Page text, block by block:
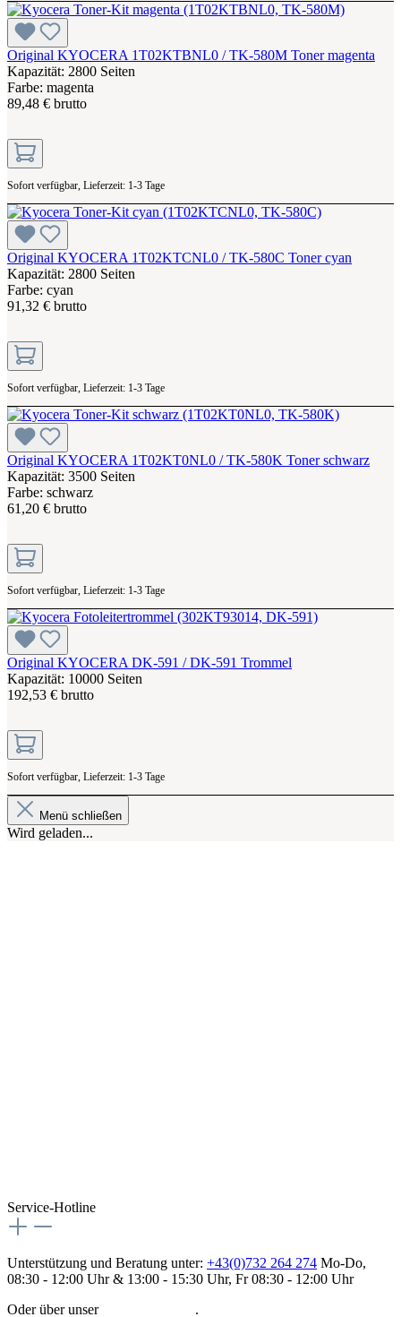
Original KYOCERA 1T02KTBNL0 / TK-580M Toner magenta
Kapazität: 2800 Seiten
Farbe: magenta
89,48 € brutto
Sofort verfügbar, Lieferzeit: 1-3 Tage
Original KYOCERA 1T02KTCNL0 / TK-580C Toner cyan
Kapazität: 2800 Seiten
Farbe: cyan
91,32 € brutto
Sofort verfügbar, Lieferzeit: 1-3 Tage
Original KYOCERA 1T02KT0NL0 / TK-580K Toner schwarz
Kapazität: 3500 Seiten
Farbe: schwarz
61,20 € brutto
Sofort verfügbar, Lieferzeit: 1-3 Tage
Original KYOCERA DK-591 / DK-591 Trommel
Kapazität: 10000 Seiten
192,53 € brutto
Sofort verfügbar, Lieferzeit: 1-3 Tage
Menü schließen
Wird geladen...
Service-Hotline
Unterstützung und Beratung unter: +43(0)732 264 274 Mo-Do,
08:30 - 12:00 Uhr & 13:00 - 15:30 Uhr, Fr 08:30 - 12:00 Uhr
Oder über unser
.